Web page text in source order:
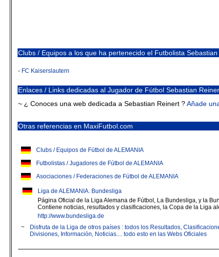
Clubs / Equipos a los que ha pertenecido el Futbolista
- FC Kaiserslautern
Enlaces / Links dedicadas al Jugador de Fútbol Sebastian
~ ¿ Conoces una web dedicada a Sebastian Reinert ?Añade
Otras referencias en MaxiFutbol.com
Clubs / Equipos de Fútbol de ALEMANIA
Futbolistas / Jugadores de Fútbol de ALEMANIA
Asociaciones / Federaciones de Fútbol de ALEMANIA
Liga de ALEMANIA. Bundesliga
Página Oficial de la Liga Alemana de Fútbol, La Bundesliga, y la
Contiene noticias, resultados y clasificaciones, la Copa de la Liga
http://www.bundesliga.de
~
Disfruta de la Liga de otros países : todos los Resultados,
Divisiones, Información, Noticias.... todo esto en las Webs Oficiales